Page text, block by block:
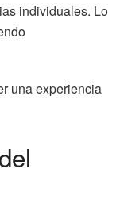
individuales. Lo
una experiencia